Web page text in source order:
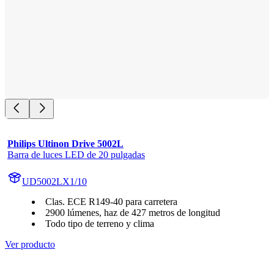
Philips Ultinon Drive 5002L
Barra de luces LED de 20 pulgadas
UD5002LX1/10
Clas. ECE R149-40 para carretera
2900 lúmenes, haz de 427 metros de longitud
Todo tipo de terreno y clima
Ver producto